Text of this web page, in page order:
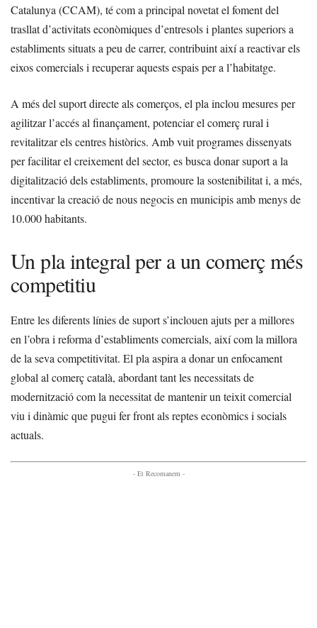
Catalunya (CCAM), té com a principal novetat el foment del
trasllat d’activitats econòmiques d’entresols i plantes superiors a
establiments situats a peu de carrer, contribuint així a reactivar els
eixos comercials i recuperar aquests espais per a l’habitatge.
A més del suport directe als comerços, el pla inclou mesures per
agilitzar l’accés al finançament, potenciar el comerç rural i
revitalitzar els centres històrics. Amb vuit programes dissenyats
per facilitar el creixement del sector, es busca donar suport a la
digitalització dels establiments, promoure la sostenibilitat i, a més,
incentivar la creació de nous negocis en municipis amb menys de
10.000 habitants.
Un pla integral per a un comerç més
competitiu
Entre les diferents línies de suport s’inclouen ajuts per a millores
en l’obra i reforma d’establiments comercials, així com la millora
de la seva competitivitat. El pla aspira a donar un enfocament
global al comerç català, abordant tant les necessitats de
modernització com la necessitat de mantenir un teixit comercial
viu i dinàmic que pugui fer front als reptes econòmics i socials
actuals.
- Et Recomanem -